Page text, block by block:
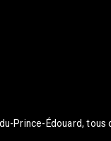
Prince-Édouard,